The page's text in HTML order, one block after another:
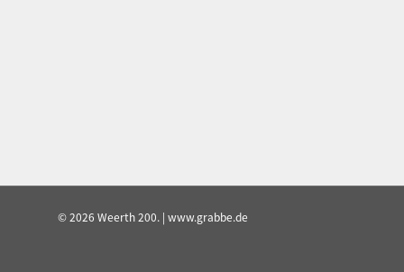
© 2026 Weerth 200. | www.grabbe.de